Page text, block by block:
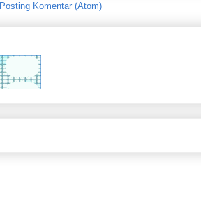
Posting Komentar (Atom)